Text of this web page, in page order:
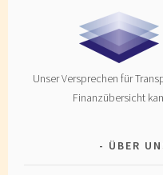
Unser Versprechen für
Finanzübersicht
ÜBER